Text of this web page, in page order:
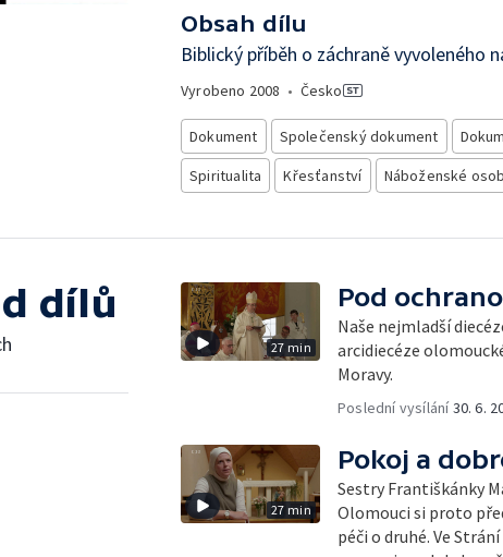
Obsah dílu
Biblický příběh o záchraně vyvoleného
Vyrobeno 2008 • Česko
Dokument Společenský dokument
Spiritualita
Křesťanství Náboženské
dílů
27 min
Pod
Naše nejmladší
arcidiecéze
Moravy.
Poslední vysílání30. 6.
27 min
Pokoj a
Sestry Františkánky
Olomouci si proto
péči o druhé. Ve